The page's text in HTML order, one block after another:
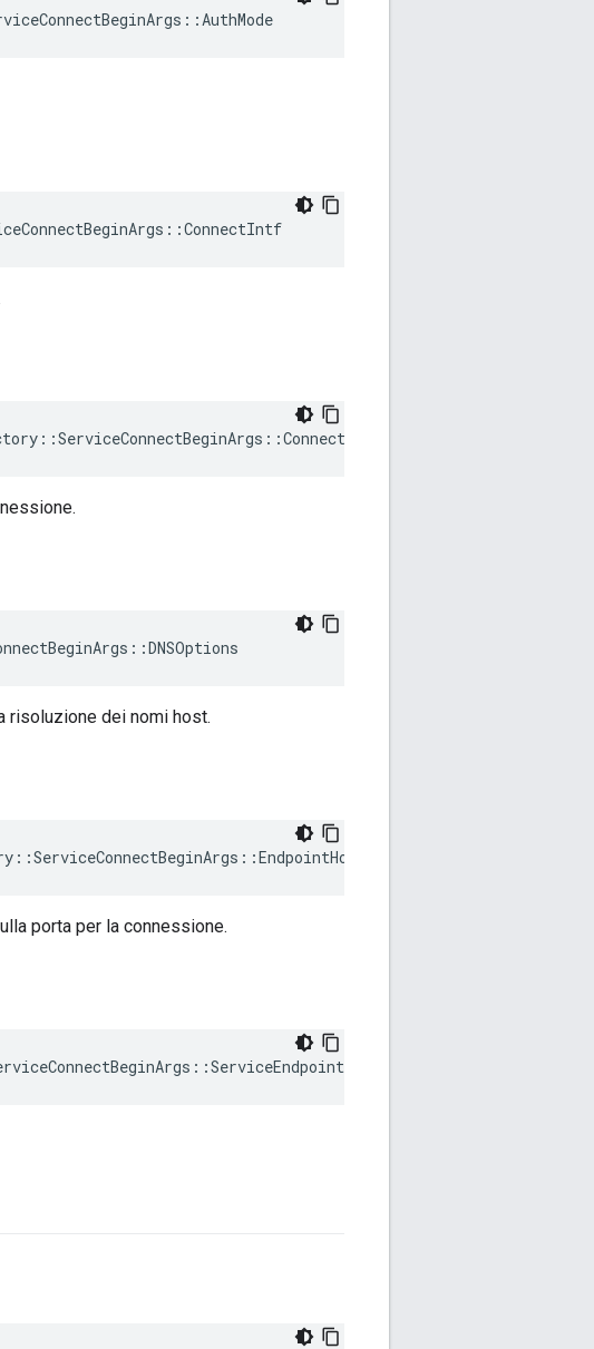
::ServiceConnectBeginArgs ::Connection
risoluzione dei nomi host.
::ServiceConnectBeginArgs ::EndpointHostPortList
porta per la connessione.
::ServiceEndpoint